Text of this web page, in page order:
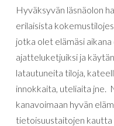
Hyväksyvän läsnäolon
erilaisista
jotka olet elämäsi aikana
ajatteluketjuiksi ja
latautuneita tiloja,
innokkaita, uteliaita jne.
kanavoimaan hyvän
tietoisuustaitojen kautta